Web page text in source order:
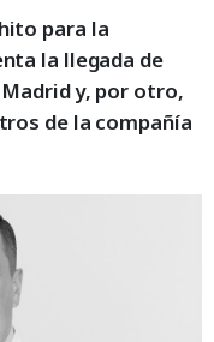
para la
la llegada de
y, por otro,
de la compañía